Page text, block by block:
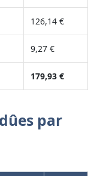
126,14 €
9,27 €
179,93 €
par